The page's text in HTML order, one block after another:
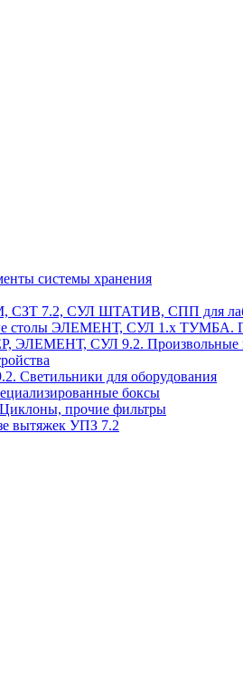
системы хранения
СЗТ 7.2, СУЛ ШТАТИВ, СПП для
столы ЭЛЕМЕНТ, СУЛ 1.х ТУМБА.
СУЛ 9.2. Произвольные
для оборудования
боксы
прочие фильтры
вытяжек УПЗ 7.2